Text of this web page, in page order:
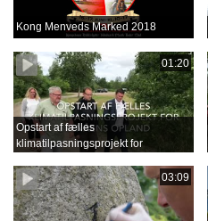
Kong Menveds Marked 2018
01:20
Opstart af fælles
klimatilpasningsprojekt for
03:09